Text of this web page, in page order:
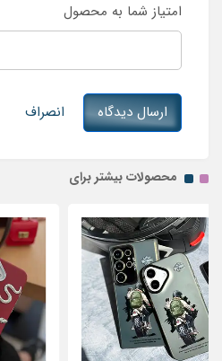
امتیاز شما به محصول
ارسال دیدگاه انصراف
محصولات بیشتر برای